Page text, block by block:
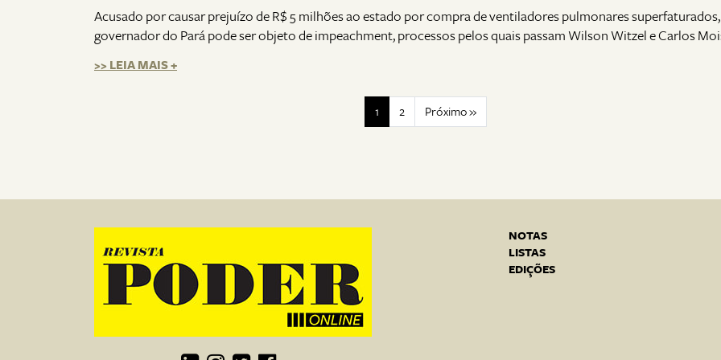
Acusado por causar prejuízo de R$ 5 milhões ao estado por compra de ventiladores pulmonares superfaturados,
governador do Pará pode ser objeto de impeachment, processos pelos quais passam Wilson Witzel e Carlos
>> LEIA MAIS +
1 2 Próximo »
NOTAS
LISTAS
EDIÇÕES